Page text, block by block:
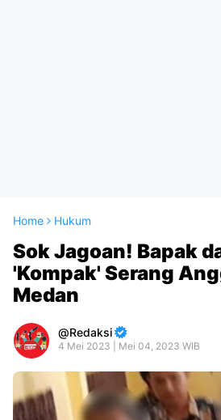
Home Hukum
Sok Jagoan! Bapak
'Kompak' Serang
Medan
Redaksi
4 Mei 2023 | Mei 04, 2023 WIB